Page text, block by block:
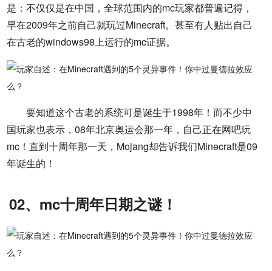
是：不仅仅是在中国，全球范围内的mc玩家都普遍记得，
早在2009年之前自己就玩过Minecraft。甚至有人贴出自己
在古老的windows98上运行的mc证据。
要知道这个古老的系统可是诞生于1998年！而不少中
国玩家也表示，08年北京奥运会那一年，自己正在网吧玩
mc！直到十周年那一天，Mojang却告诉我们Minecraft是09
年诞生的！
02、mc十周年日期之谜！